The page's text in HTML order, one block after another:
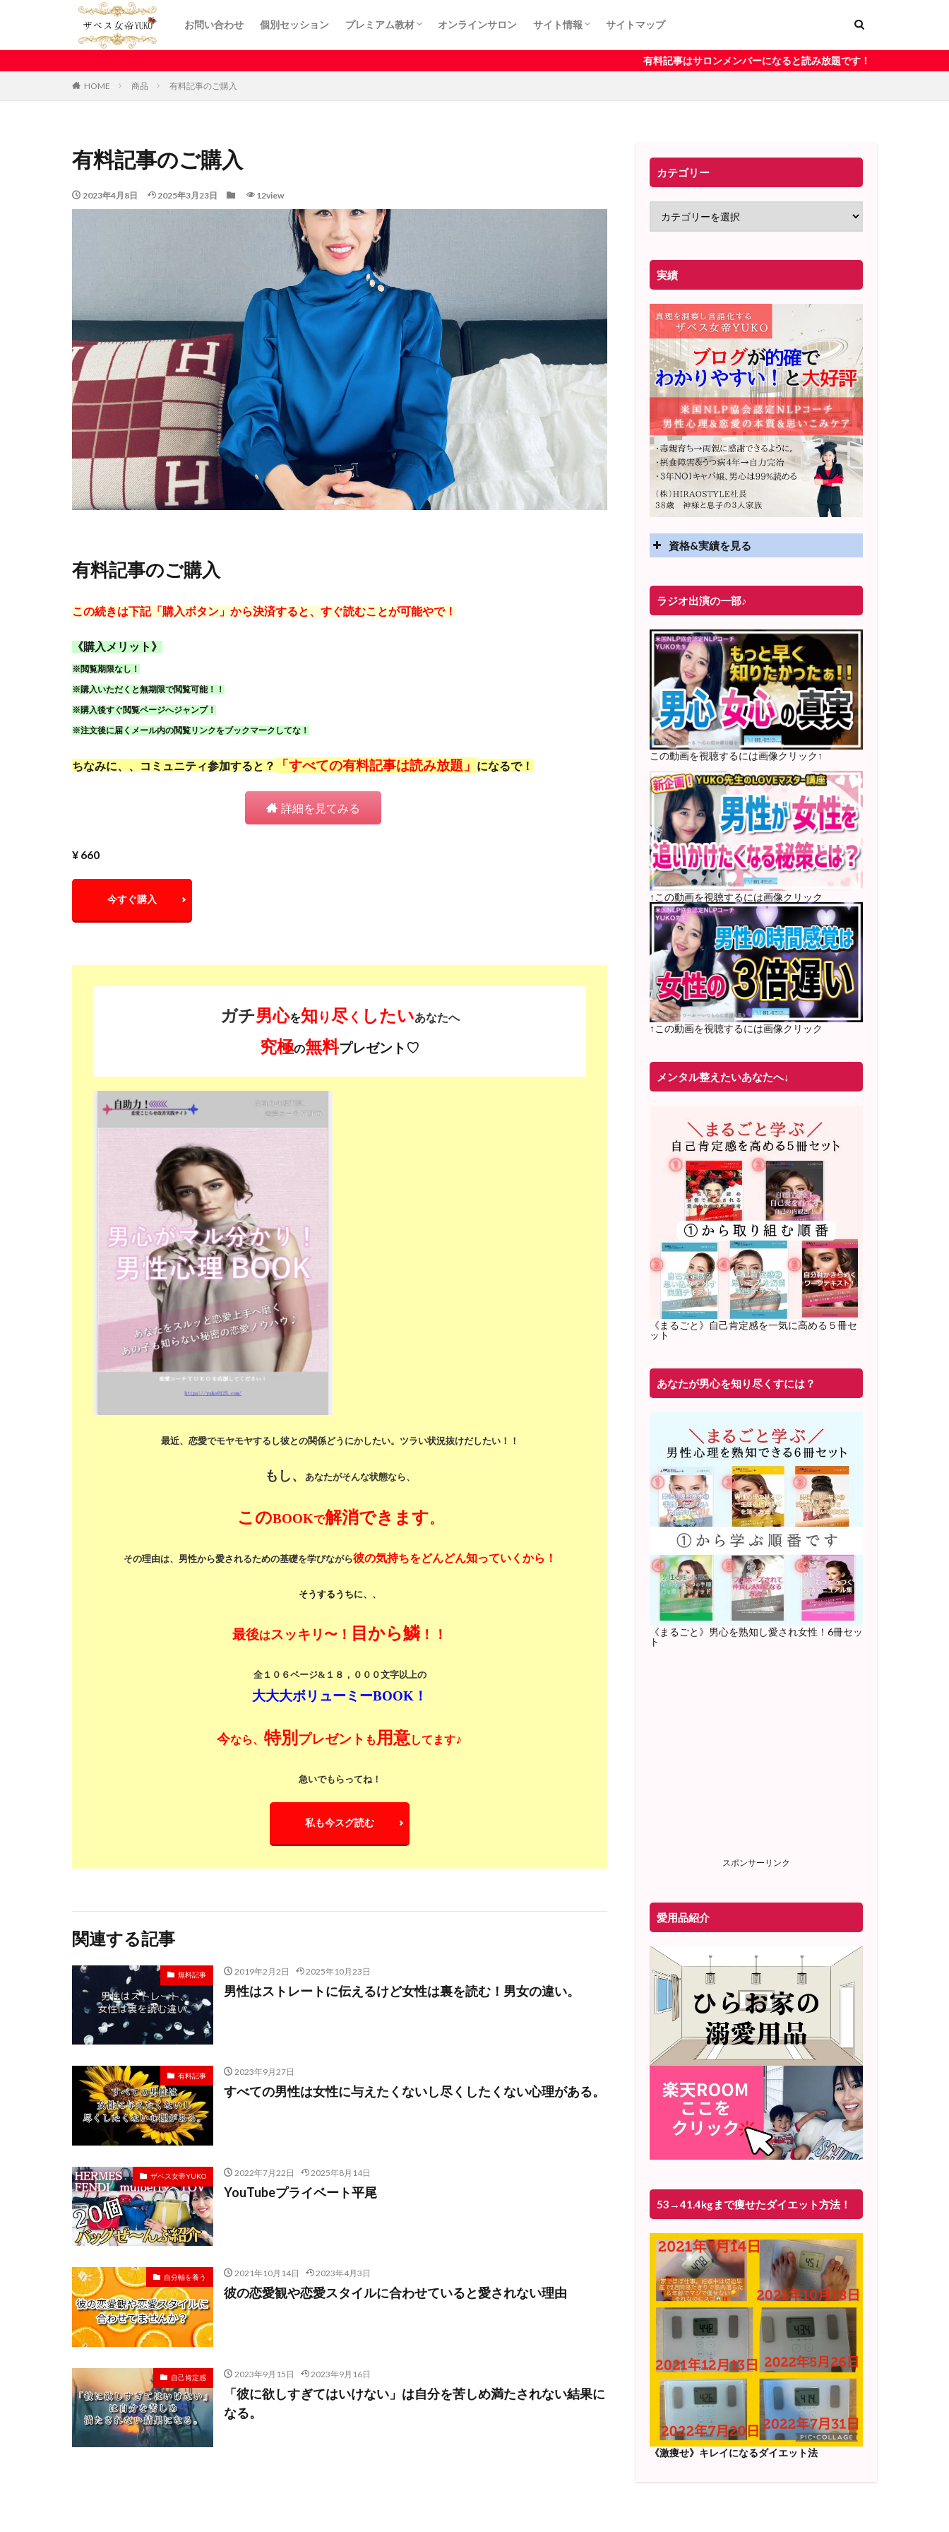
お問い合わせ 個別セッション プレミアム教材
カート
オンラインサロン サイト情報
プライバシーポリシー
利用規約
特定商取引法に基づく表記
サイトマップ
有料記事はサロンメンバーになると読み放題です！
HOME 商品 有料記事のご購入
有料記事のご購入
2023年4月8日 2025年3月23日 12view
有料記事のご購入
この続きは下記「購入ボタン」から決済すると、すぐ読むことが可能やで！
《購入メリット》
※閲覧期限なし！
※購入いただくと無期限で閲覧可能！！
※購入後すぐ閲覧ページへジャンプ！
※注文後に届くメール内の閲覧リンクをブックマークしてな！
ちなみに、、コミュニティ参加すると？ 「すべての有料記事は読み放題」 になるで！
詳細を見てみる
¥ 660
今すぐ購入
ガチ男心を知 り尽く したいあなたへ
究極の無料プレゼント♡
最近、恋愛でモヤモヤするし彼との関係どうにかしたい。 ツラい状況抜けだしたい！！
もし、 あなたがそんな状態なら、
このBOOKで解消できます。
その理由は、男性から愛されるための基礎を学びながら彼の気持ちをどんどん知っていくから！
そうするうちに、、
最後はスッキリ〜！ 目から鱗！！
全１０６ページ&１８，０００文字以上の
大大大ボリューミーBOOK！
今なら、 特別 プレゼント も 用意してます♪
急いでもらってね！
私も今スグ読む
関連する記事
無料記事 2019年2月2日 2025年10月23日
男性はストレートに伝えるけど女性は裏を読む！男女の違い。
有料記事 2023年9月27日
すべての男性は女性に与えたくないし尽くしたくない心理がある。
ザベス女帝YUKO 2022年7月22日 2025年8月14日
YouTubeプライベート平尾
自分軸を養う 2021年10月14日 2023年4月3日
彼の恋愛観や恋愛スタイルに合わせていると愛されない理由
自己肯定感 2023年9月15日 2023年9月16日
「彼に欲しすぎてはいけない」は自分を苦しめ満たされない結果に
なる。
カテゴリー
実績
資格&実績を見る
2025年4月〜 altruismコミュニティ×講座
オンラインサロン開講
2025年5月〜 FMラジオ79.9「LOVEマス
ター講座」準レギュラー出演中！
2023年12月〜 FM81.4ラジオFMハイホ
ー「LOVEマスター講座」準レギュラー出
演中！
〜2025年5月 個別セッション相談実績
1500名越え
2022年6月〜24年7月 自己肯定感を高め
るメールレッスン1000名以上参加
〜2024年7月 恋愛テキスト動画セット販
売実績
2022年7月〜12月 グループセッション開
始 限定10名様随時満席
2022年4月 米国NLP協会認定NLPコーチ
及び日本NLP能力開発協会認定NLPコー
チ資格取得
2022年2月〜6月 男性心理グループレッ
スン 20名様満席
2019年6月 恋愛コーチとして活動を開始
ラジオ出演の一部♪
この動画を視聴するには画像クリック↑
↑この動画を視聴するには画像クリック
↑この動画を視聴するには画像クリック
メンタル整えたいあなたへ↓
《まるごと》自己肯定感を一気に高める５冊セ
ット
あなたが男心を知り尽くすには？
《まるごと》男心を熟知し愛され女性！6冊セッ
ト
スポンサーリンク
愛用品紹介
53→41.4kgまで痩せたダイエット方法！
《激痩せ》キレイになるダイエット法